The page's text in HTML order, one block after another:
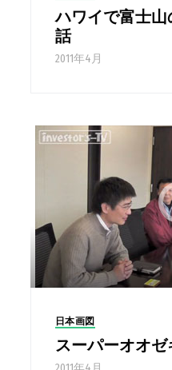
ハワイで富士
話
2011年4月
日本画図
スーパーオオゼ